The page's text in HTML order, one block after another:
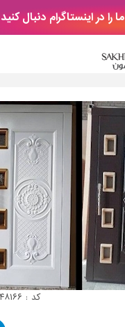
ما را در اینستاگرام دنبال کنید
کد : Sakhtemoon-۴۸۱۶۶